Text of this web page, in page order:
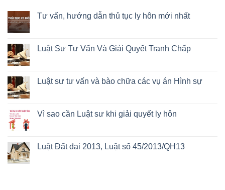
Tư vấn, hướng dẫn thủ tục ly hôn mới nhất
Luật Sư Tư Vấn Và Giải Quyết Tranh Chấp
Luật sư tư vấn và bào chữa các vụ án Hình sự
Vì sao cần Luật sư khi giải quyết ly hôn
Luật Đất đai 2013, Luật số 45/2013/QH13